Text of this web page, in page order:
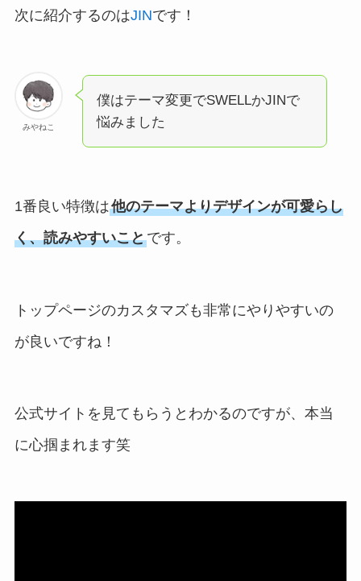
次に紹介するのはJINです！
みやねこ
僕はテーマ変更でSWELLかJINで
悩みました
1番良い特徴は他のテーマよりデザインが可愛らし
く、読みやすいことです。
トップページのカスタマズも非常にやりやすいの
が良いですね！
公式サイトを見てもらうとわかるのですが、本当
に心掴まれます笑